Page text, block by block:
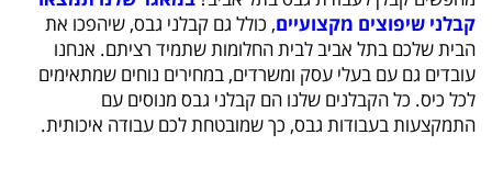
קבלני שיפוצים מקצועיים, כולל גם קבלני גבס, שיהפכו את
הבית שלכם בתל אביב לבית החלומות שתמיד רציתם. אנחנו
עובדים גם עם בעלי עסק ומשרדים, במחירים נוחים שמתאימים
לכל כיס. כל הקבלנים שלנו הם קבלני גבס מנוסים עם
התמקצעות בעבודות גבס, כך שמובטחת לכם עבודה איכותית.